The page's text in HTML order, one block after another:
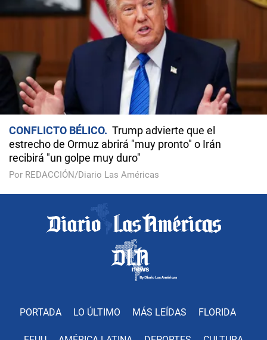
CONFLICTO BÉLICO
Trump advierte que el
estrecho de Ormuz abrirá "muy pronto" o Irán
recibirá "un golpe muy duro"
Por REDACCIÓN/Diario Las Américas
PORTADA LO ÚLTIMO MÁS LEÍDAS FLORIDA